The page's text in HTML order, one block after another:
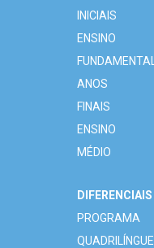
INICIAIS
ENSINO
FUNDAMENTAL
ANOS
FINAIS
ENSINO
MÉDIO
DIFERENCIAIS
PROGRAMA
QUADRILÍNGUE